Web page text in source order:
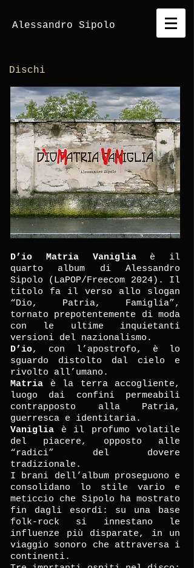
Alessandro Sipolo
Dischi
D’io Matria Vanigliaè il
quarto album di Alessandro
Sipolo (LaPOP/Freecom 2024). Il
titolo fa il verso allo slogan
“Dio, Patria, Famiglia”,
tornato prepotentemente di moda
con le ultime inquietanti
versioni del nazionalismo.
D’io, con l’apostrofo, è lo
sguardo distolto dal cielo e
rivolto all’umano.
Matria è la terra accogliente,
luogo dai confini permeabili
contrapposto alla Patria,
guerresca e identitaria.
Vaniglia è il profumo volatile
del piacere, opposto alle
“radici” del dovere
tradizionale.
I brani dell’album proseguono e
consolidano lo stile vario e
meticcio che Sipolo ha mostrato
fin dagli esordi: su una base
folk-rock si innestano le
influenze più disparate, in un
viaggio sonoro che attraversa i
continenti.